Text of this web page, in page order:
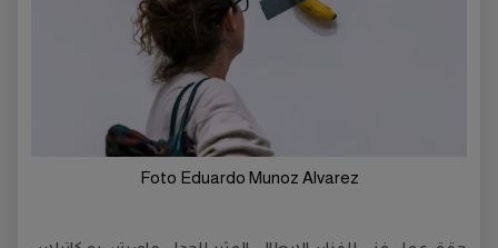
Foto Eduardo Munoz Alvarez